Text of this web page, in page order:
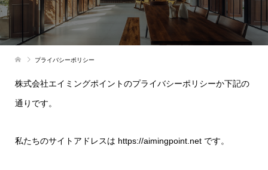
プライバシーポリシー
株式会社エイミングポイントのプライバシーポリシーか下記の
通りです。
私たちのサイトアドレスは https://aimingpoint.net です。